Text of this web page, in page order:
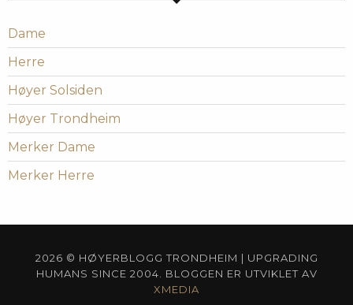
Dame
Herre
Høyer Solsiden
Høyer Trondheim
Merker Dame
Merker Herre
2026 © HØYERBLOGG TRONDHEIM | UPGRADING
HUMANS SINCE 2004. BLOGGEN ER UTVIKLET AV
XMEDIA